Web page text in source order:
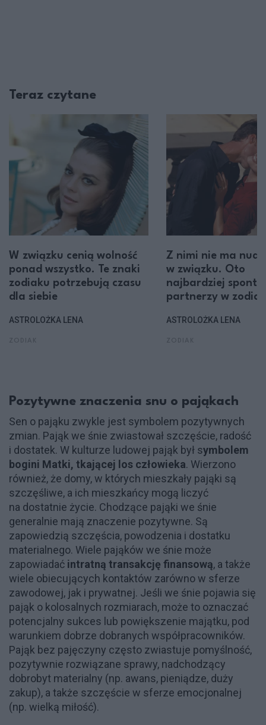
Teraz czytane
W związku cenią wolność
ponad wszystko. Te znaki
zodiaku potrzebują czasu
dla siebie
ASTROLOŻKA LENA
Z nimi nie ma nudy
w związku. Oto
najbardziej
partnerzy w
ASTROLOŻKA LENA
Pozytywne znaczenia snu o pająkach
Sen o pająku zwykle jest symbolem pozytywnych
zmian. Pająk we śnie zwiastował szczęście, radość
i dostatek. W kulturze ludowej pająk był symbolem
bogini Matki, tkającej los człowieka. Wierzono
również, że domy, w których mieszkały pająki są
szczęśliwe, a ich mieszkańcy mogą liczyć
na dostatnie życie​. Chodzące pająki we śnie
generalnie mają znaczenie pozytywne. Są
zapowiedzią szczęścia, powodzenia i dostatku
materialnego. Wiele pająków we śnie może
zapowiadać intratną transakcję finansową, a także
wiele obiecujących kontaktów zarówno w sferze
zawodowej, jak i prywatnej​. Jeśli we śnie pojawia się
pająk o kolosalnych rozmiarach, może to oznaczać
potencjalny sukces lub powiększenie majątku, pod
warunkiem dobrze dobranych współpracowników​.
Pająk bez pajęczyny często zwiastuje pomyślność,
pozytywnie rozwiązane sprawy, nadchodzący
dobrobyt materialny (np. awans, pieniądze, duży
zakup), a także szczęście w sferze emocjonalnej
(np. wielką miłość)​.